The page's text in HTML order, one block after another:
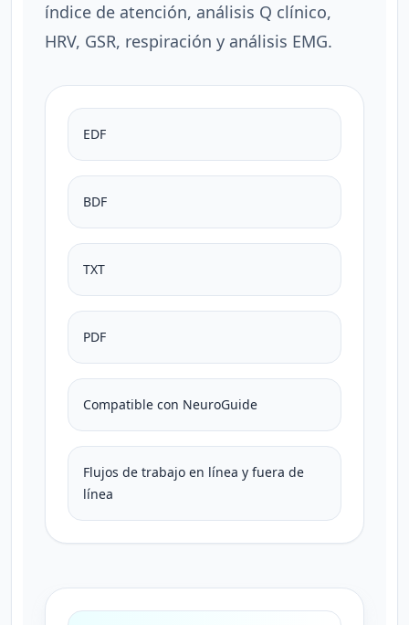
índice de atención, análisis Q clínico,
HRV, GSR, respiración y análisis EMG.
EDF
BDF
TXT
PDF
Compatible con NeuroGuide
Flujos de trabajo en línea y fuera de
línea